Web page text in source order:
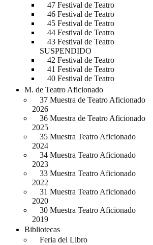
47 Festival de Teatro
46 Festival de Teatro
45 Festival de Teatro
44 Festival de Teatro
43 Festival de Teatro
SUSPENDIDO
42 Festival de Teatro
41 Festival de Teatro
40 Festival de Teatro
M. de Teatro Aficionado
37 Muestra de Teatro Aficionado
2026
36 Muestra de Teatro Aficionado
2025
35 Muestra Teatro Aficionado
2024
34 Muestra Teatro Aficionado
2023
33 Muestra Teatro Aficionado
2022
31 Muestra Teatro Aficionado
2020
30 Muestra Teatro Aficionado
2019
Bibliotecas
Feria del Libro